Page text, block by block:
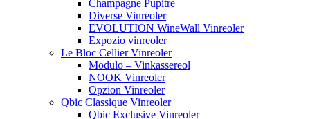
Champagne Pupitre
Diverse Vinreoler
EVOLUTION WineWall Vinreoler
Expozio vinreoler
Le Bloc Cellier Vinreoler
Modulo – Vinkassereol
NOOK Vinreoler
Opzion Vinreoler
Qbic Classique Vinreoler
Qbic Exclusive Vinreoler